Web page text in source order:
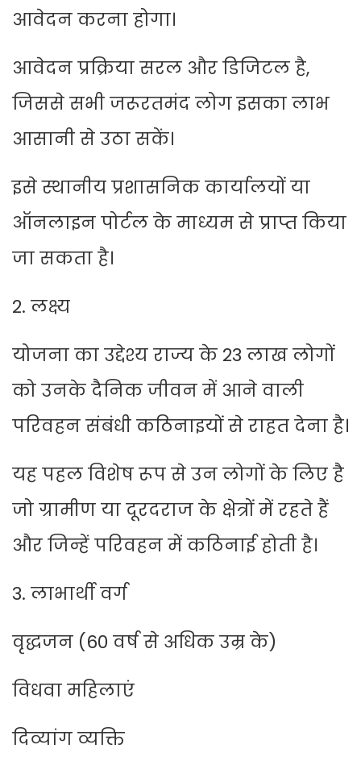
आवेदन करना होगा।
आवेदन प्रक्रिया सरल और डिजिटल है,
जिससे सभी जरूरतमंद लोग इसका लाभ
आसानी से उठा सकें।
इसे स्थानीय प्रशासनिक कार्यालयों या
ऑनलाइन पोर्टल के माध्यम से प्राप्त किया
जा सकता है।
2. लक्ष्य
योजना का उद्देश्य राज्य के 23 लाख लोगों
को उनके दैनिक जीवन में आने वाली
परिवहन संबंधी कठिनाइयों से राहत देना है।
यह पहल विशेष रूप से उन लोगों के लिए है
जो ग्रामीण या दूरदराज के क्षेत्रों में रहते हैं
और जिन्हें परिवहन में कठिनाई होती है।
3. लाभार्थी वर्ग
वृद्धजन (60 वर्ष से अधिक उम्र के)
विधवा महिलाएं
दिव्यांग व्यक्ति